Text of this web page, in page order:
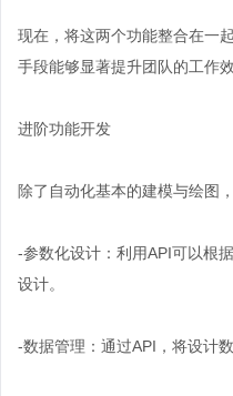
现在，将这两个功能整合在一
手段能够显著提升团队的工作效
进阶功能开发
除了自动化基本的建模与绘图
-参数化设计：利用API可以根
设计。
-数据管理：通过API，将设计